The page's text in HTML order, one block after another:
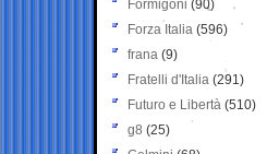
Formigoni (90)
Forza Italia (596)
frana (9)
Fratelli d'Italia (291)
Futuro e Libertà (510)
g8 (25)